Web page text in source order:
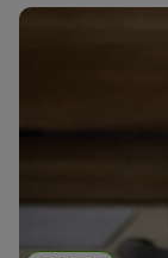
british shorthair,
Dessutom är
man veta mer?
och ger dig tips
kontrollerar